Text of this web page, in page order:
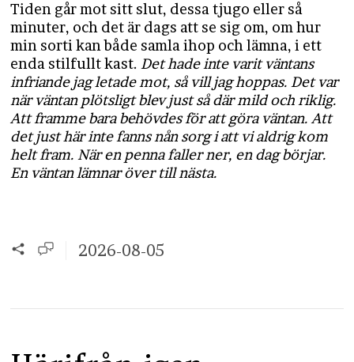
Tiden går mot sitt slut, dessa tjugo eller så
minuter, och det är dags att se sig om, om hur
min sorti kan både samla ihop och lämna, i ett
enda stilfullt kast. Det hade inte varit väntans
infriande jag letade mot, så vill jag hoppas. Det var
när väntan plötsligt blev just så där mild och riklig.
Att framme bara behövdes för att göra väntan. Att
det just här inte fanns nån sorg i att vi aldrig kom
helt fram. När en penna faller ner, en dag börjar.
En väntan lämnar över till nästa.
2026-08-05